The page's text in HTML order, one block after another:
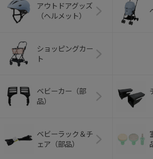
アウトドアグッズ
（ヘルメット）
ショッピングカー
ト
ベビーカー（部
品）
ベビーラック＆チ
ェア（部品）